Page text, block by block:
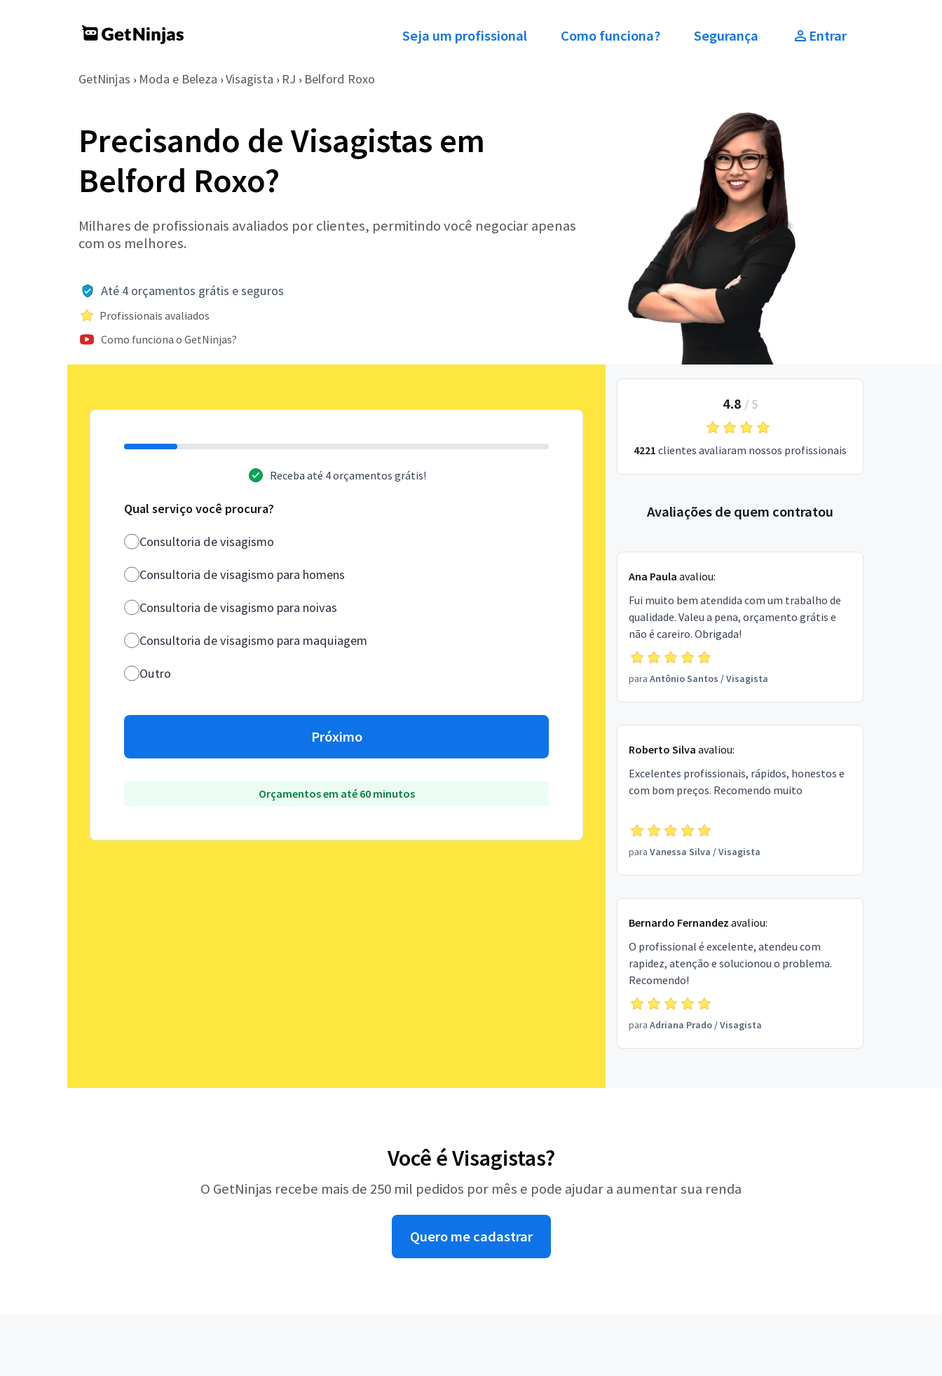
Seja um profissional Como funciona? Segurança Entrar
GetNinjas › Moda e Beleza › Visagista › RJ › Belford Roxo
Precisando de Visagistas em
Belford Roxo?
Milhares de profissionais avaliados por clientes, permitindo você negociar apenas
com os melhores.
Até 4 orçamentos grátis e seguros
Profissionais avaliados
Como funciona o GetNinjas?
Receba até 4 orçamentos grátis!
Qual serviço você procura?
Consultoria de visagismo
Consultoria de visagismo para homens
Consultoria de visagismo para noivas
Consultoria de visagismo para maquiagem
Outro
Próximo
Orçamentos em até 60 minutos
4.8 / 5
4221 clientes avaliaram nossos profissionais
Avaliações de quem contratou
Ana Paula avaliou:
Fui muito bem atendida com um trabalho de
qualidade. Valeu a pena, orçamento grátis e
não é careiro. Obrigada!
para Antônio Santos /Visagista
Roberto Silva avaliou:
Excelentes profissionais, rápidos, honestos e
com bom preços. Recomendo muito
para Vanessa Silva /Visagista
Bernardo Fernandez avaliou:
O profissional é excelente, atendeu com
rapidez, atenção e solucionou o problema.
Recomendo!
para Adriana Prado/Visagista
Você é Visagistas?
O GetNinjas recebe mais de 250 mil pedidos por mês e pode ajudar a aumentar sua renda
Quero me cadastrar